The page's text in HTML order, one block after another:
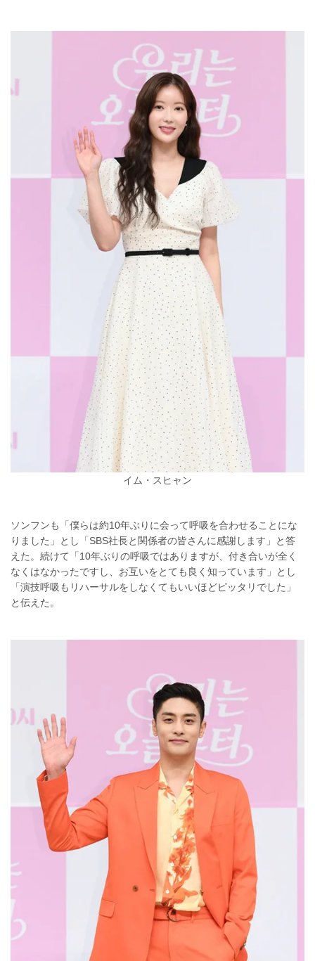
イム・スヒャン
ソンフンも「僕らは約10年ぶりに会って呼吸を合わせることにな
りました」とし「SBS社長と関係者の皆さんに感謝します」と答
えた。続けて「10年ぶりの呼吸ではありますが、付き合いが全く
なくはなかったですし、お互いをとても良く知っています」とし
「演技呼吸もリハーサルをしなくてもいいほどピッタリでした」
と伝えた。